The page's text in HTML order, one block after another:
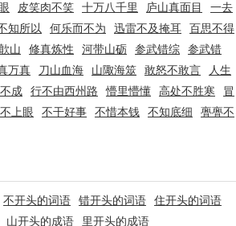
皮笑肉不笑 十万八千里 庐山真面目
一去
知所以 何乐而不为 迅雷不及掩耳
百思不得
山 修真炼性 河带山砺 参武错综
参武错
万真 刀山血海 山陬海筮 敢怒不敢言
人生
成 行不由西州路 懵里懵懂 高处不胜寒
冒
上眼 不干好事 不惜本钱 不知底细
亹亹不
不开头的词语 错开头的词语
住开头的词语
山开头的成语 里开头的成语